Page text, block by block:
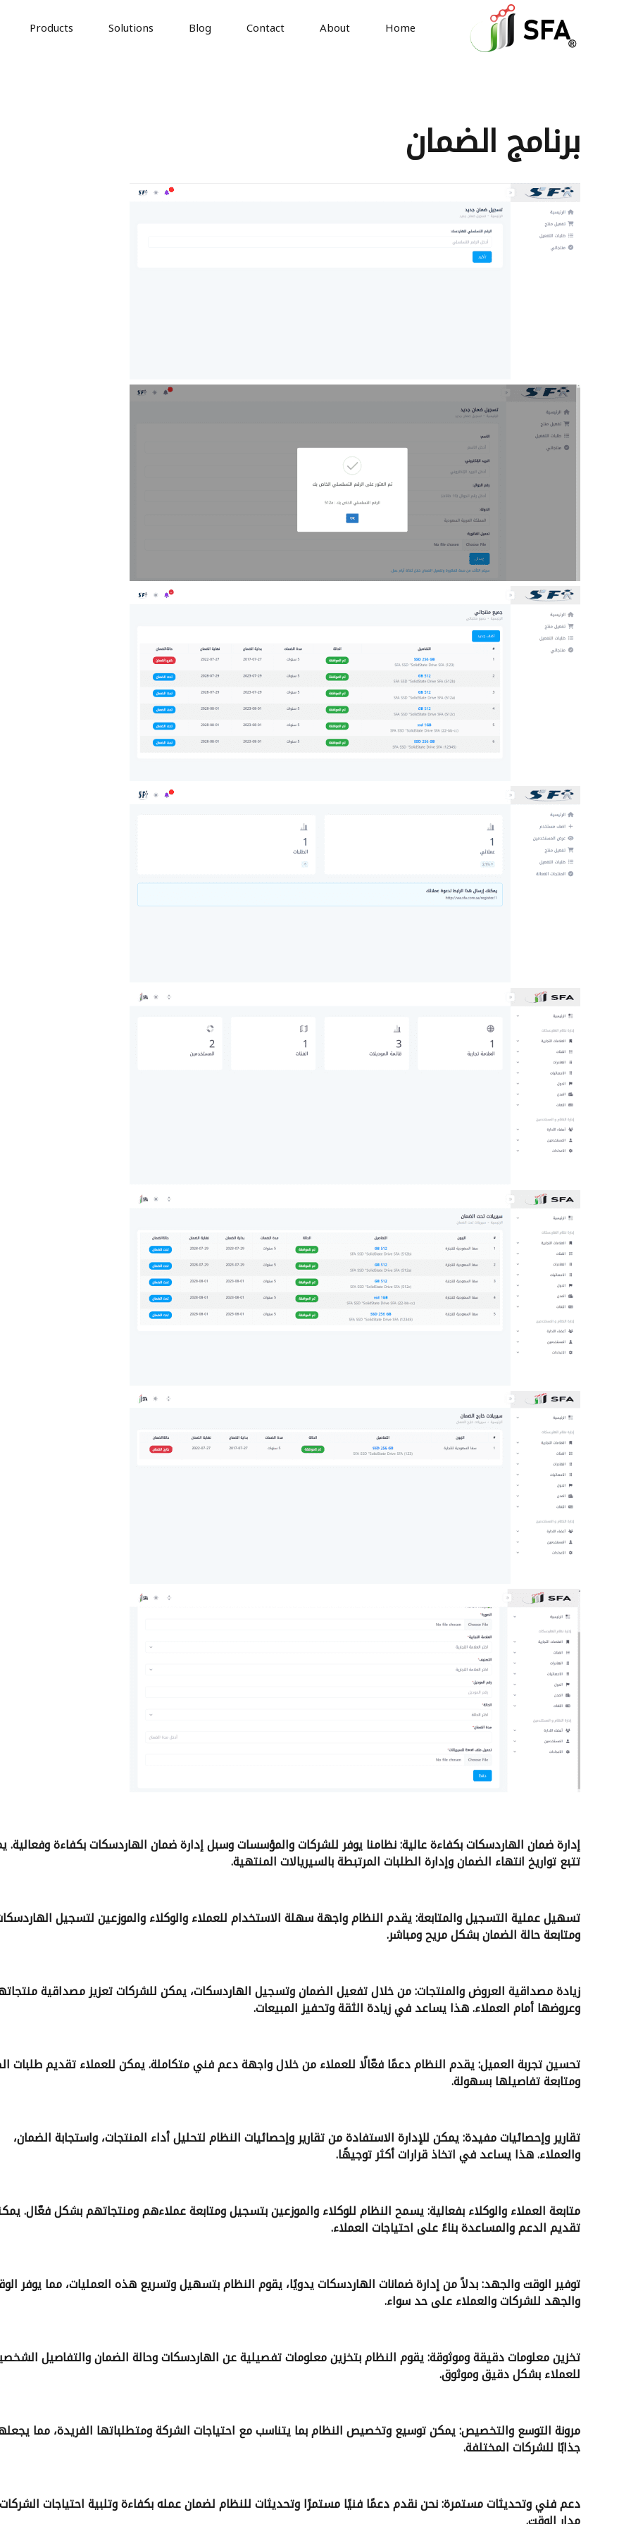
Home
About
Contact
Blog
Solutions
Products
برنامج الضمان
إدارة ضمان الهاردسكات بكفاءة عالية: نظامنا يوفر للشركات والمؤسسات وسبل إدارة ضمان الهاردسكات بكفاءة وفعالية.
تتبع تواريخ انتهاء الضمان وإدارة الطلبات المرتبطة بالسيريالات المنتهية.
تسهيل عملية التسجيل والمتابعة: يقدم النظام واجهة سهلة الاستخدام للعملاء والوكلاء والموزعين لتسجيل
ومتابعة حالة الضمان بشكل مريح ومباشر.
زيادة مصداقية العروض والمنتجات: من خلال تفعيل الضمان وتسجيل الهاردسكات، يمكن للشركات تعزيز مصداقية
وعروضها أمام العملاء. هذا يساعد في زيادة الثقة وتحفيز المبيعات.
تحسين تجربة العميل: يقدم النظام دعمًا فعّالًا للعملاء من خلال واجهة دعم فني متكاملة. يمكن للعملاء تقديم طلبات
ومتابعة تفاصيلها بسهولة.
تقارير وإحصائيات مفيدة: يمكن للإدارة الاستفادة من تقارير وإحصائيات النظام لتحليل أداء المنتجات، واستجابة الضمان،
والعملاء. هذا يساعد في اتخاذ قرارات أكثر توجيهًا.
متابعة العملاء والوكلاء بفعالية: يسمح النظام للوكلاء والموزعين بتسجيل ومتابعة عملاءهم ومنتجاتهم بشكل فعّال.
تقديم الدعم والمساعدة بناءً على احتياجات العملاء.
توفير الوقت والجهد: بدلاً من إدارة ضمانات الهاردسكات يدويًا، يقوم النظام بتسهيل وتسريع هذه العمليات، مما يوفر
والجهد للشركات والعملاء على حد سواء.
تخزين معلومات دقيقة وموثوقة: يقوم النظام بتخزين معلومات تفصيلية عن الهاردسكات وحالة الضمان والتفاصيل
للعملاء بشكل دقيق وموثوق.
مرونة التوسع والتخصيص: يمكن توسيع وتخصيص النظام بما يتناسب مع احتياجات الشركة ومتطلباتها الفريدة، مما
جذابًا للشركات المختلفة.
دعم فني وتحديثات مستمرة: نحن نقدم دعمًا فنيًا مستمرًا وتحديثات للنظام لضمان عمله بكفاءة وتلبية احتياجات